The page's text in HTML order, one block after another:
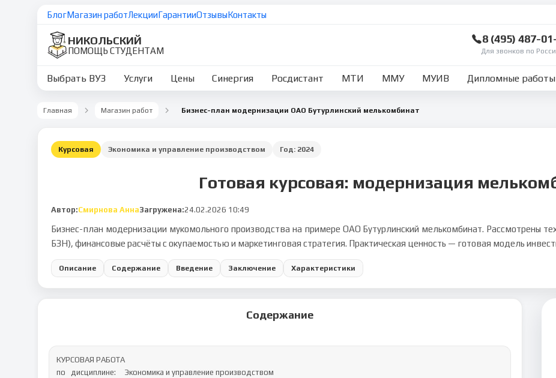
БлогМагазин работЛекцииГарантииОтзывыКонтакты
НИКОЛЬСКИЙ
ПОМОЩЬ СТУДЕНТАМ
8 (495) 487-
Для звонков по
Выбрать ВУЗ Услуги Цены Синергия Росдистант МТИ ММУ МУИВ Дипломные работы
Главная Магазин работ Бизнес-план модернизации ОАО Бутурлинский мелькомбинат
Курсовая Экономика и управление производством Год: 2024
Готовая курсовая: модернизация
Автор:Смирнова АннаЗагружена:24.02.2026 10:49
Бизнес-план модернизации мукомольного производства на примере ОАО Бутурлинский мелькомбинат. Рассмотрены
БЗН), финансовые расчёты с окупаемостью и маркетинговая стратегия. Практическая ценность — готовая модель
Описание Содержание Введение Заключение Характеристики
Содержание
КУРСОВАЯ РАБОТА
по   дисциплине:     Экономика и управление производством